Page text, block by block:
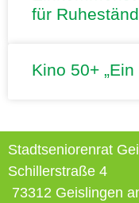
für
Kino 50+
Stadtseniorenrat
Schillerstraße 4
73312 Geislingen